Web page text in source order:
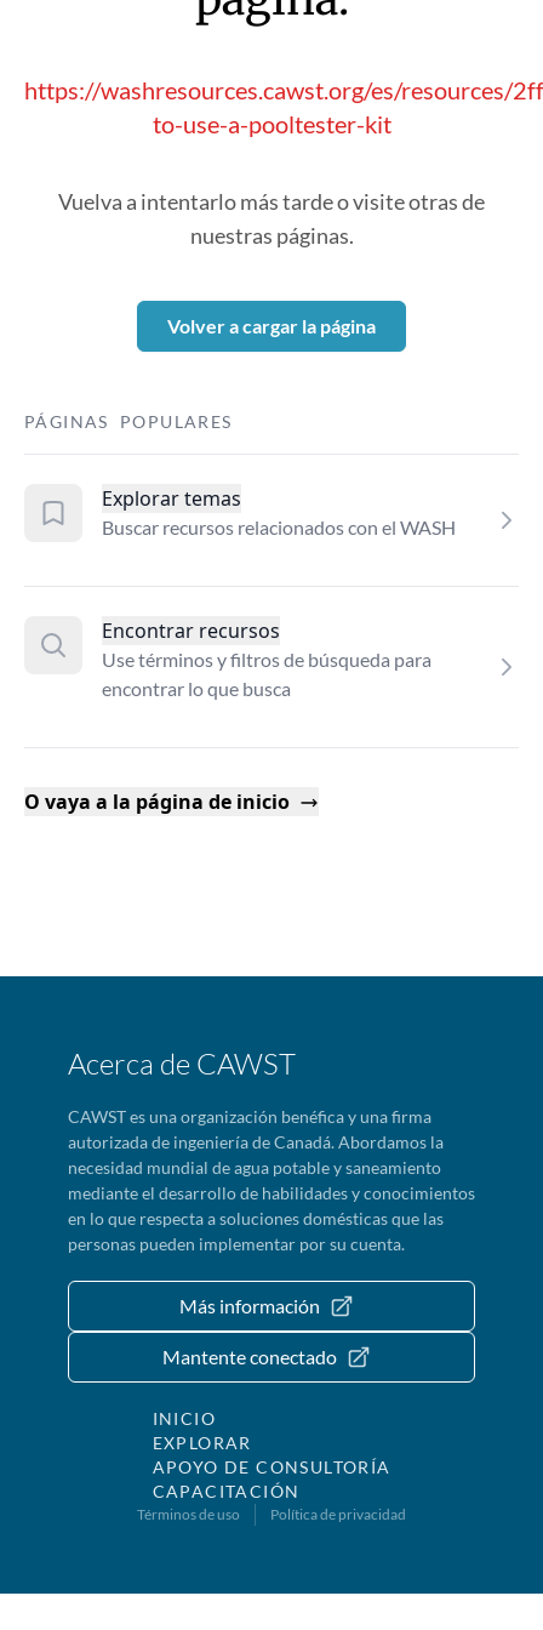
https://washresources.cawst.org/es/resources/
to-use-a-pooltester-kit
Vuelva a intentarlo más tarde o visite otras de
nuestras páginas.
Volver a cargar la página
PÁGINAS POPULARES
Explorar temas
Buscar recursos relacionados con el WASH
Encontrar recursos
Use términos y filtros de búsqueda para
encontrar lo que busca
O vaya a la página de inicio
Acerca de CAWST
CAWST es una organización benéfica y una firma
autorizada de ingeniería de Canadá. Abordamos la
necesidad mundial de agua potable y saneamiento
mediante el desarrollo de habilidades y conocimientos
en lo que respecta a soluciones domésticas que las
personas pueden implementar por su cuenta.
Más información
Mantente conectado
INICIO
EXPLORAR
APOYO DE CONSULTORÍA
CAPACITACIÓN
Términos de uso Política de privacidad